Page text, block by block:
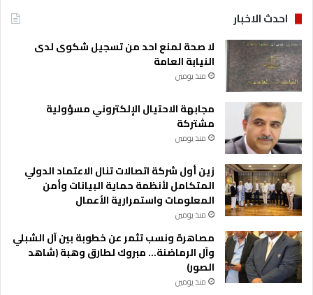
احدث الاخبار
لا صحة لمنع احد من تسجيل شكوى لدى
النيابة العامة
منذ يومين
مجابهة الاحتيال الإلكتروني مسؤولية
مشتركة
منذ يومين
زين أول شركة اتصالات تنال الاعتماد الدولي
المتكامل لأنظمة حماية البيانات وأمن
المعلومات واستمرارية الأعمال
منذ يومين
مصاهرة ونسب تثمر عن خطوبة بين آل الشبلي
وآل الرماضنة… مبروك لطارق وهبة (شاهد
الصور)
منذ يومين